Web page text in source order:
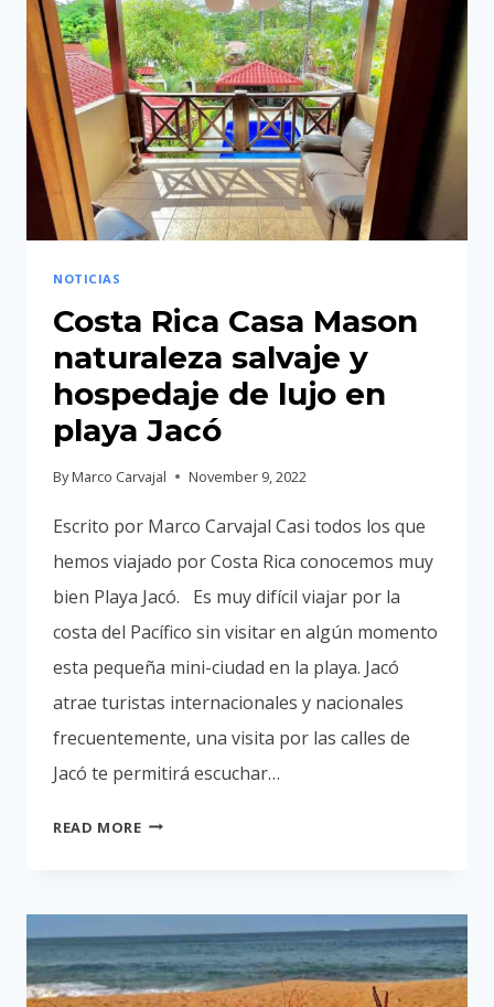
HERRADURA
ABRE
SUS
PUERTAS
A
TURISTAS
PARA
HOSPEDAJE
EN
NOTICIAS
Costa Rica Casa Mason
naturaleza salvaje y
hospedaje de lujo en
playa Jacó
ByMarco Carvajal November 9, 2022
Escrito por Marco Carvajal Casi todos los que
hemos viajado por Costa Rica conocemos muy
bien Playa Jacó. Es muy difícil viajar por la
costa del Pacífico sin visitar en algún momento
esta pequeña mini-ciudad en la playa. Jacó
atrae turistas internacionales y nacionales
frecuentemente, una visita por las calles de
Jacó te permitirá escuchar…
READ MORECOSTA
NATURALEZA
SALVAJE
Y